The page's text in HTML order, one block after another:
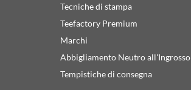
Tecniche di stampa
Teefactory Premium
Marchi
Abbigliamento Neutro all'Ingrosso
Tempistiche di consegna